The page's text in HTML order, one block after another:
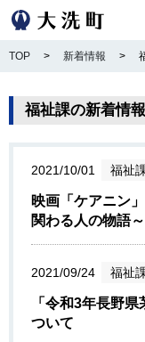
TOP > 新着情報 >
福祉課の新着情報
2021/10/01 福祉
映画「ケアニン
関わる人の物語～
2021/09/24 福祉
「令和3年長野
ついて